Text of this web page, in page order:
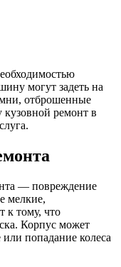
могут задеть на
отброшенные
кузовной ремонт в
— повреждение
мелкие,
к тому, что
Корпус может
или попадание колеса